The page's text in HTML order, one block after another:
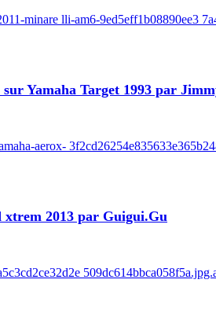
minare lli-am6-9ed5eff1b08890ee3
Yamaha Target 1993 par
aerox-
2013 par Guigui.Gu